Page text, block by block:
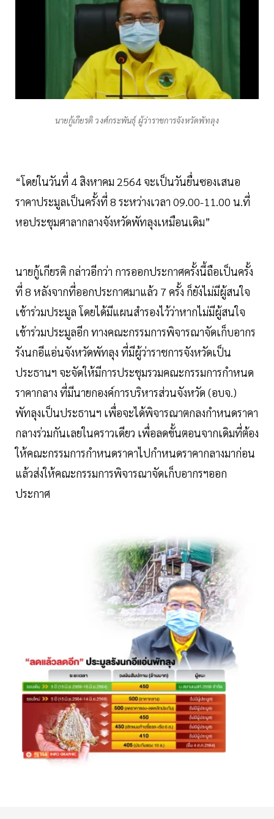
นายกู้เกียรติ วงศ์กระพันธุ์ ผู้ว่าราชการจังหวัดพัทลุง
“โดยในวันที่ 4 สิงหาคม 2564 จะเป็นวันยื่นซองเสนอ
ราคาประมูลเป็นครั้งที่ 8 ระหว่างเวลา 09.00-11.00 น.ที่
หอประชุมศาลากลางจังหวัดพัทลุงเหมือนเดิม”
นายกู้เกียรติ กล่าวอีกว่า การออกประกาศครั้งนี้ถือเป็นครั้ง
ที่ 8 หลังจากที่ออกประกาศมาแล้ว 7 ครั้ง ก็ยังไม่มีผู้สนใจ
เข้าร่วมประมูล โดยได้มีแผนสำรองไว้ว่าหากไม่มีผู้สนใจ
เข้าร่วมประมูลอีก ทางคณะกรรมการพิจารณาจัดเก็บอากร
รังนกอีแอ่นจังหวัดพัทลุง ที่มีผู้ว่าราชการจังหวัดเป็น
ประธานฯ จะจัดให้มีการประชุมรวมคณะกรรมการกำหนด
ราคากลาง ที่มีนายกองค์การบริหารส่วนจังหวัด (อบจ.)
พัทลุงเป็นประธานฯ เพื่อจะได้พิจารณาตกลงกำหนดราคา
กลางร่วมกันเลยในคราวเดียว เพื่อลดขั้นตอนจากเดิมที่ต้อง
ให้คณะกรรมการกำหนดราคาไปกำหนดราคากลางมาก่อน
แล้วส่งให้คณะกรรมการพิจารณาจัดเก็บอากรฯออก
ประกาศ